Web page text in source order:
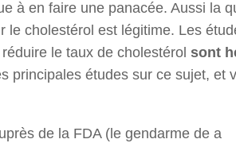
à en faire une panacée. Aussi la
le cholestérol est légitime. Les
le taux de cholestérol sont
principales études sur ce sujet, et
de la FDA (le gendarme de a